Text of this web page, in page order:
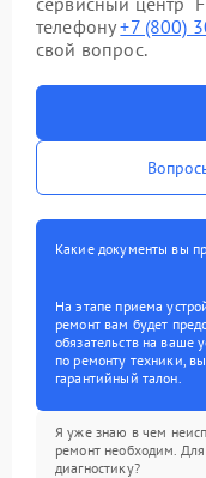
телефону+7 (800)
свой вопрос.
Какие документы вы
На этапе приема
ремонт вам будет
обязательств на ваше
по ремонту техники,
гарантийный талон.
Я уже знаю в чем
ремонт необходим. Для
диагностику?